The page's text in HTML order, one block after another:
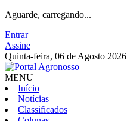
Aguarde, carregando...
Entrar
Assine
Quinta-feira, 06 de Agosto 2026
MENU
Início
Notícias
Classificados